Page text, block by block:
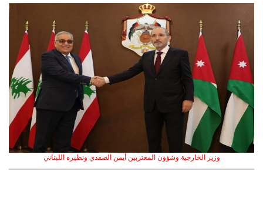
وزير الخارجية وشؤون المغتربين أيمن الصفدي ونظيره اللبناني